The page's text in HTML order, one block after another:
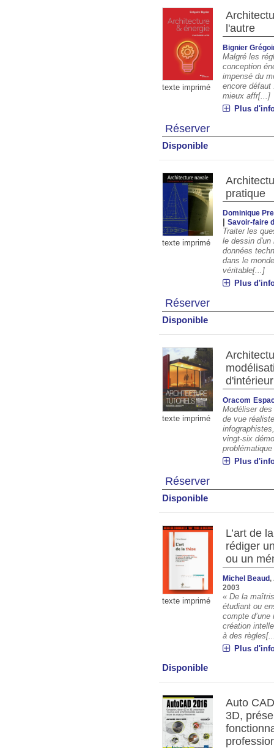
texte imprimé
l'autre
Bignier
Malgré les
conception
impensé du
encore
mieux affr[...]
Plus
Réserver
Disponible
texte imprimé
pratique
Dominique
|Savoir-faire
Traiter les
le dessin d'un
données
dans le
véritable[...]
Plus
Réserver
Disponible
texte imprimé
d'intérieur
Oracom
Modéliser
de vue
vingt-six
Plus
Réserver
Disponible
texte imprimé
L’art de
rédiger
ou un
Michel Beaud,
2003
« De la
étudiant ou
compte
création
à des
Plus
Disponible
Auto
3D,